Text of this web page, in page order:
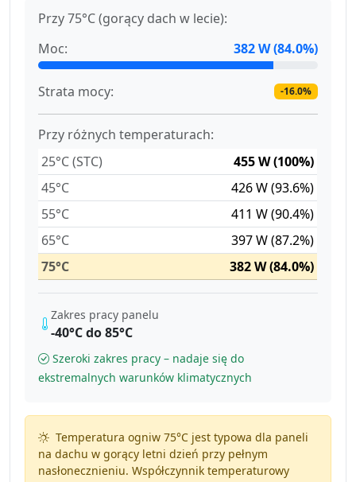
Przy 75°C (gorący dach w lecie):
Moc:
382 W (84.0%)
Strata mocy: -16.0%
Przy różnych temperaturach:
25°C (STC)
455 W (100%)
45°C
426 W (93.6%)
55°C
411 W (90.4%)
65°C
397 W (87.2%)
75°C
382 W (84.0%)
Zakres pracy panelu
-40°C do 85°C
Szeroki zakres pracy – nadaje się do
ekstremalnych warunków klimatycznych
Temperatura ogniw 75°C jest typowa dla paneli
na dachu w gorący letni dzień przy pełnym
nasłonecznieniu. Współczynnik temperaturowy